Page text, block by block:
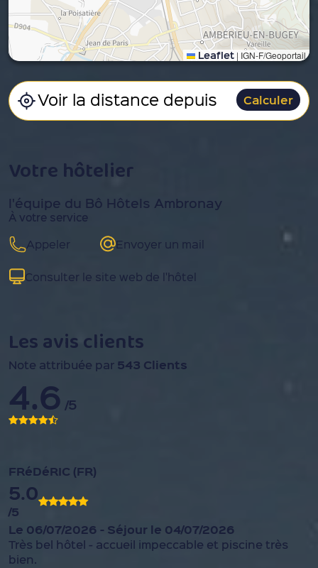
Leaflet | IGN-F/Geoportail
Calculer
Votre hôtelier
l'équipe du Bô Hôtels Ambronay
À votre service
Appeler Envoyer un mail
Consulter le site web de l'hôtel
Les avis clients
Note attribuée par 543 Clients
4.6 /5
FRéDéRIC (FR)
5.0
/5
Le 06/07/2026 - Séjour le 04/07/2026
Très bel hôtel - accueil impeccable et piscine très
bien.